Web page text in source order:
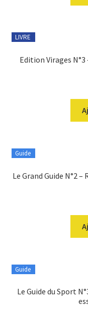
LIVRE
Edition Virages
Guide
Le Grand Guide N°2
Guide
Le Guide du Sport